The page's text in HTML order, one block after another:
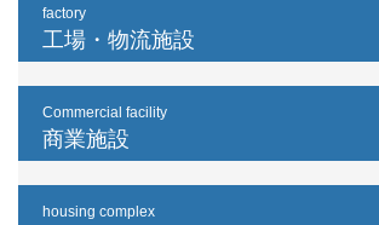
factory
工場・物流施設
Commercial facility
商業施設
housing complex